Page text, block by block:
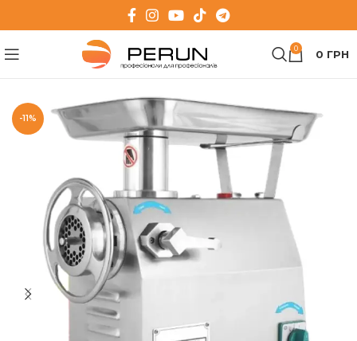
0 0 ГРН
-11%